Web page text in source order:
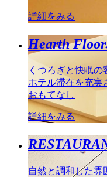
詳細をみる
Hearth Floor
くつろぎと快眠の
ホテル滞在を充実
おもてなし
詳細をみる
自然と調和した雰